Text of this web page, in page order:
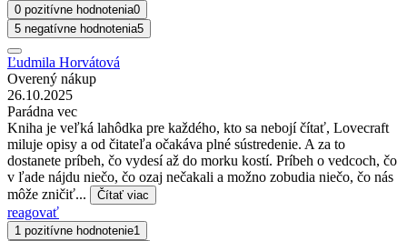
0 pozitívne hodnotenia0
5 negatívne hodnotenia5
Ľudmila Horvátová
Overený nákup
26.10.2025
Parádna vec
Kniha je veľká lahôdka pre každého, kto sa nebojí čítať, Lovecraft
miluje opisy a od čitateľa očakáva plné sústredenie. A za to
dostanete príbeh, čo vydesí až do morku kostí. Príbeh o vedcoch, čo
v ľade nájdu niečo, čo ozaj nečakali a možno zobudia niečo, čo nás
môže zničiť...
Čítať viac
reagovať
1 pozitívne hodnotenie1